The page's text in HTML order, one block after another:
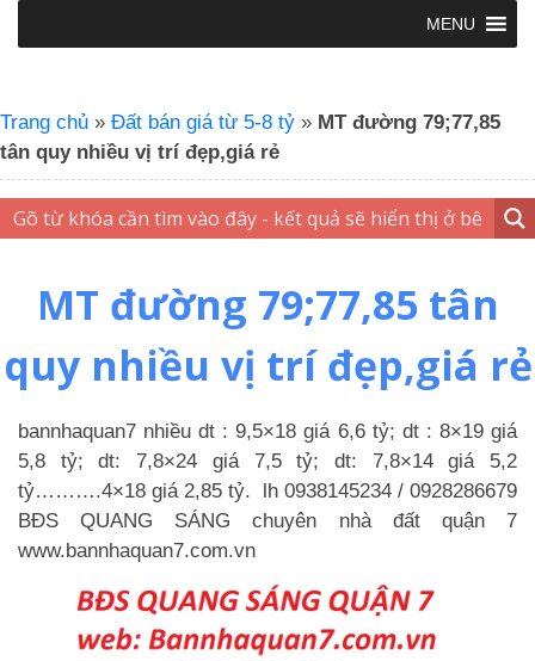
MENU
Trang chủ » Đất bán giá từ 5-8 tỷ » MT đường 79;77,85
tân quy nhiều vị trí đẹp,giá rẻ
MT đường 79;77,85 tân
quy nhiều vị trí đẹp,giá rẻ
bannhaquan7 nhiều dt : 9,5×18 giá 6,6 tỷ; dt : 8×19 giá
5,8 tỷ; dt: 7,8×24 giá 7,5 tỷ; dt: 7,8×14 giá 5,2
tỷ……….4×18 giá 2,85 tỷ. lh 0938145234 / 0928286679
BĐS QUANG SÁNG chuyên nhà đất quận 7
www.bannhaquan7.com.vn